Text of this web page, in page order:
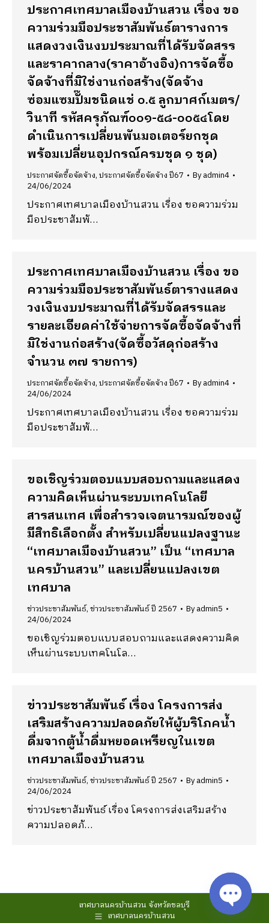
ประกาศเทศบาลเมืองบ้านสวน เรื่อง ขอ
ความร่วมมือประชาสัมพันธ์ตารางการ
แสดงวงเงินงบประมาณที่ได้รับจัดสรร
และราคากลาง(ราคาอ้างอิง)การจัดซื้อ
จัดจ้างที่มิใช่งานก่อสร้าง(จัดจ้าง
ซ่อมแซมปั๊มชนิดแช่ ๐.๕ ลูกบาศก์เมตร/
วินาที รหัสครุภัณฑ์๐๐๑-๕๘-๐๐๕๔โดย
ดำเนินการเปลี่ยนพันมอเตอร์ยกชุด
พร้อมเปลี่ยนอุปกรณ์ครบชุด ๑ ชุด)
ประกาศจัดซื้อจัดจ้าง,ประกาศจัดซื้อจัดจ้าง ปี67 Byadmin4
24/06/2024
ประกาศเทศบาลเมืองบ้านสวน เรื่อง ขอความร่วม
มือประชาสัมพั…
ประกาศเทศบาลเมืองบ้านสวน เรื่อง ขอ
ความร่วมมือประชาสัมพันธ์ตารางแสดง
วงเงินงบประมาณที่ได้รับจัดสรรและ
รายละเอียดค่าใช้จ่ายการจัดซื้อจัดจ้างที่
มิใช่งานก่อสร้าง(จัดซื้อวัสดุก่อสร้าง
จำนวน ๓๗ รายการ)
ประกาศจัดซื้อจัดจ้าง,ประกาศจัดซื้อจัดจ้าง ปี67 Byadmin4
24/06/2024
ประกาศเทศบาลเมืองบ้านสวน เรื่อง ขอความร่วม
มือประชาสัมพั…
ขอเชิญร่วมตอบแบบสอบถามและแสดง
ความคิดเห็นผ่านระบบเทคโนโลยี
สารสนเทศ เพื่อสำรวจเจตนารมณ์ของผู้
มีสิทธิเลือกตั้ง สำหรับเปลี่ยนแปลงฐานะ
“เทศบาลเมืองบ้านสวน” เป็น “เทศบาล
นครบ้านสวน” และเปลี่ยนแปลงเขต
เทศบาล
ข่าวประชาสัมพันธ์,ข่าวประชาสัมพันธ์ ปี 2567 Byadmin5
24/06/2024
ขอเชิญร่วมตอบแบบสอบถามและแสดงความคิด
เห็นผ่านระบบเทคโนโล…
ข่าวประชาสัมพันธ์ เรื่อง โครงการส่ง
เสริมสร้างความปลอดภัยให้ผู้บริโภคน้ำ
ดื่มจากตู้น้ำดื่มหยอดเหรียญในเขต
เทศบาลเมืองบ้านสวน
ข่าวประชาสัมพันธ์,ข่าวประชาสัมพันธ์ ปี 2567 Byadmin5
24/06/2024
ข่าวประชาสัมพันธ์ เรื่อง โครงการส่งเสริมสร้าง
ความปลอดภั…
เทศบาลนครบ้านสวน จังหวัดชลบุรี
เทศบาลนครบ้านสวน